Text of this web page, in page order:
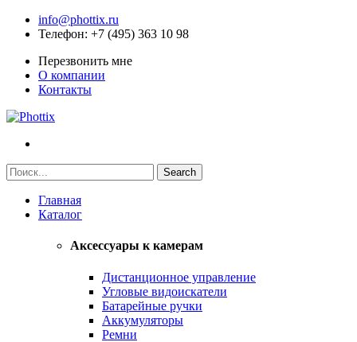
info@phottix.ru
Телефон: +7 (495) 363 10 98
Перезвонить мне
О компании
Контакты
Главная
Каталог
Аксессуары к камерам
Дистанционное управление
Угловые видоискатели
Батарейные ручки
Аккумуляторы
Ремни